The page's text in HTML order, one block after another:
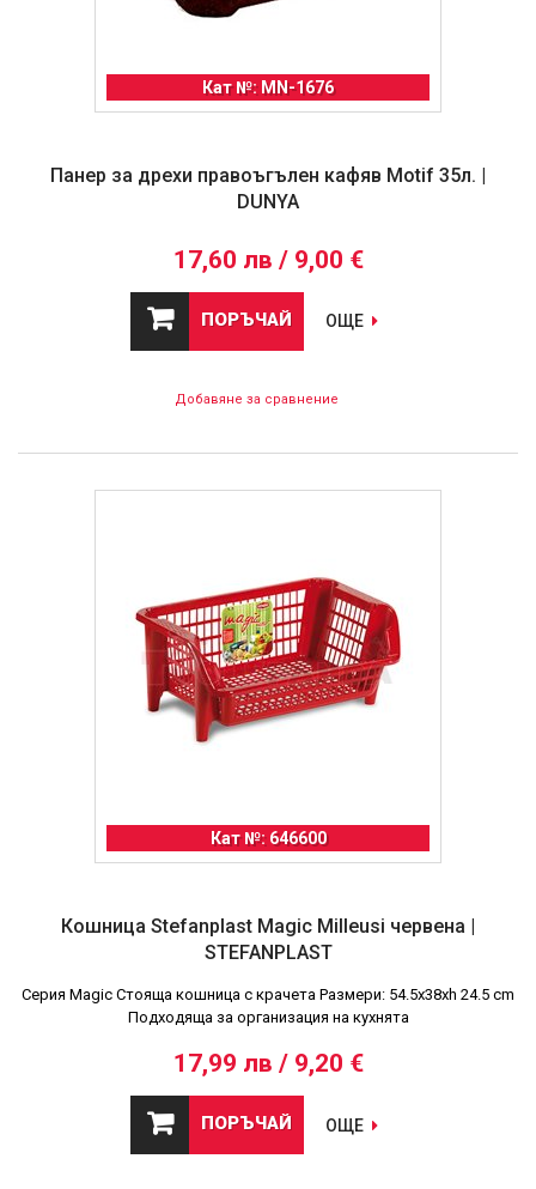
Кат №: MN-1676
Панер за дрехи правоъгълен кафяв Motif 35л. |
DUNYA
17,60 лв / 9,00 €
ПОРЪЧАЙ ОЩЕ
Добавяне за сравнение
Кат №: 646600
Кошница Stefanplast Magic Milleusi червена |
STEFANPLAST
Серия Magic Стояща кошница с крачета Размери: 54.5x38xh 24.5 cm
Подходяща за организация на кухнята
17,99 лв / 9,20 €
ПОРЪЧАЙ ОЩЕ